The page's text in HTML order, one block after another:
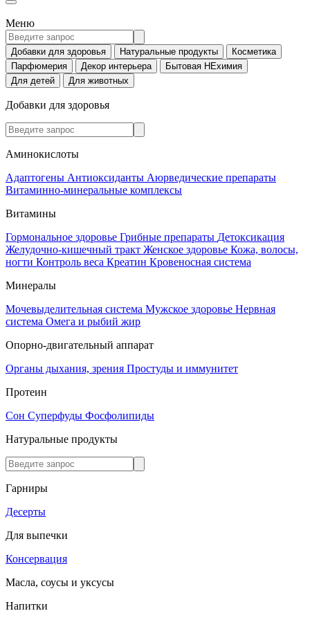
Меню
Добавки для здоровья Натуральные продукты
Косметика
Парфюмерия
Декор интерьера
Бытовая НЕхимия
Для детей
Для животных
Добавки для здоровья
Аминокислоты
Адаптогены Антиоксиданты Аюрведические препараты
Витаминно-минеральные комплексы
Витамины
Гормональное здоровье Грибные препараты Детоксикация
Желудочно-кишечный тракт Женское здоровье Кожа, волосы,
ногти Контроль веса Креатин Кровеносная система
Минералы
Мочевыделительная система Мужское здоровье Нервная
система Омега и рыбий жир
Опорно-двигательный аппарат
Органы дыхания, зрения Простуды и иммунитет
Протеин
Сон Суперфуды Фосфолипиды
Натуральные продукты
Гарниры
Десерты
Для выпечки
Консервация
Масла, соусы и уксусы
Напитки